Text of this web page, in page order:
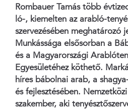
Rombauer Tamás több
ló-, kiemelten az arabló-
szervezésében meghatározó
Munkássága elsősorban a
és a Magyarországi
Egyesületéhez köthető.
híres bábolnai arab, a
és fejlesztésében.
szakember, aki